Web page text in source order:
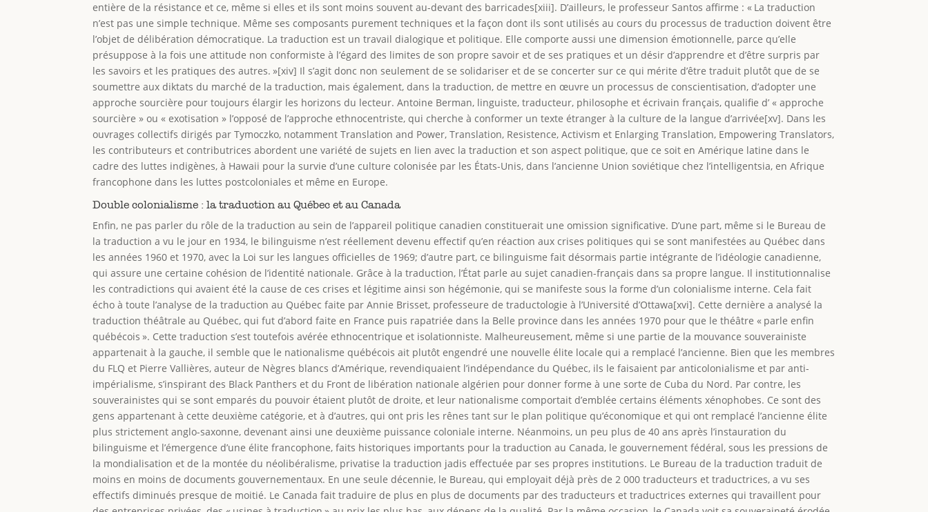
entière de la résistance et ce, même si elles et ils sont moins souvent au-devant des barricades[xiii]. D’ailleurs, le professeur Santos affirme : « La traduction
n’est pas une simple technique. Même ses composants purement techniques et la façon dont ils sont utilisés au cours du processus de traduction doivent être
l’objet de délibération démocratique. La traduction est un travail dialogique et politique. Elle comporte aussi une dimension émotionnelle, parce qu’elle
présuppose à la fois une attitude non conformiste à l’égard des limites de son propre savoir et de ses pratiques et un désir d’apprendre et d’être surpris par
les savoirs et les pratiques des autres. »[xiv] Il s’agit donc non seulement de se solidariser et de se concerter sur ce qui mérite d’être traduit plutôt que de se
soumettre aux diktats du marché de la traduction, mais également, dans la traduction, de mettre en œuvre un processus de conscientisation, d’adopter une
approche sourcière pour toujours élargir les horizons du lecteur. Antoine Berman, linguiste, traducteur, philosophe et écrivain français, qualifie d’ « approche
sourcière » ou « exotisation » l’opposé de l’approche ethnocentriste, qui cherche à conformer un texte étranger à la culture de la langue d’arrivée[xv]. Dans les
ouvrages collectifs dirigés par Tymoczko, notamment Translation and Power, Translation, Resistence, Activism et Enlarging Translation, Empowering Translators,
les contributeurs et contributrices abordent une variété de sujets en lien avec la traduction et son aspect politique, que ce soit en Amérique latine dans le
cadre des luttes indigènes, à Hawaii pour la survie d’une culture colonisée par les États-Unis, dans l’ancienne Union soviétique chez l’intelligentsia, en Afrique
francophone dans les luttes postcoloniales et même en Europe.
Double colonialisme : la traduction au Québec et au Canada
Enfin, ne pas parler du rôle de la traduction au sein de l’appareil politique canadien constituerait une omission significative. D’une part, même si le Bureau de
la traduction a vu le jour en 1934, le bilinguisme n’est réellement devenu effectif qu’en réaction aux crises politiques qui se sont manifestées au Québec dans
les années 1960 et 1970, avec la Loi sur les langues officielles de 1969; d’autre part, ce bilinguisme fait désormais partie intégrante de l’idéologie canadienne,
qui assure une certaine cohésion de l’identité nationale. Grâce à la traduction, l’État parle au sujet canadien-français dans sa propre langue. Il institutionnalise
les contradictions qui avaient été la cause de ces crises et légitime ainsi son hégémonie, qui se manifeste sous la forme d’un colonialisme interne. Cela fait
écho à toute l’analyse de la traduction au Québec faite par Annie Brisset, professeure de traductologie à l’Université d’Ottawa[xvi]. Cette dernière a analysé la
traduction théâtrale au Québec, qui fut d’abord faite en France puis rapatriée dans la Belle province dans les années 1970 pour que le théâtre « parle enfin
québécois ». Cette traduction s’est toutefois avérée ethnocentrique et isolationniste. Malheureusement, même si une partie de la mouvance souverainiste
appartenait à la gauche, il semble que le nationalisme québécois ait plutôt engendré une nouvelle élite locale qui a remplacé l’ancienne. Bien que les membres
du FLQ et Pierre Vallières, auteur de Nègres blancs d’Amérique, revendiquaient l’indépendance du Québec, ils le faisaient par anticolonialisme et par anti-
impérialisme, s’inspirant des Black Panthers et du Front de libération nationale algérien pour donner forme à une sorte de Cuba du Nord. Par contre, les
souverainistes qui se sont emparés du pouvoir étaient plutôt de droite, et leur nationalisme comportait d’emblée certains éléments xénophobes. Ce sont des
gens appartenant à cette deuxième catégorie, et à d’autres, qui ont pris les rênes tant sur le plan politique qu’économique et qui ont remplacé l’ancienne élite
plus strictement anglo-saxonne, devenant ainsi une deuxième puissance coloniale interne. Néanmoins, un peu plus de 40 ans après l’instauration du
bilinguisme et l’émergence d’une élite francophone, faits historiques importants pour la traduction au Canada, le gouvernement fédéral, sous les pressions de
la mondialisation et de la montée du néolibéralisme, privatise la traduction jadis effectuée par ses propres institutions. Le Bureau de la traduction traduit de
moins en moins de documents gouvernementaux. En une seule décennie, le Bureau, qui employait déjà près de 2 000 traducteurs et traductrices, a vu ses
effectifs diminués presque de moitié. Le Canada fait traduire de plus en plus de documents par des traducteurs et traductrices externes qui travaillent pour